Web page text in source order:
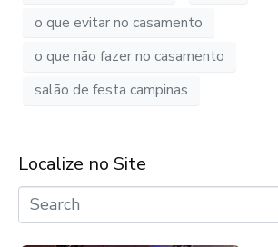
o que evitar no casamento
o que não fazer no casamento
salão de festa campinas
Localize no Site